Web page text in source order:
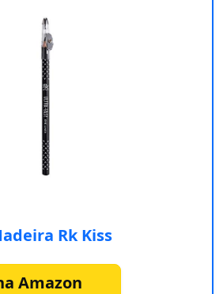
Rk Kiss
Amazon